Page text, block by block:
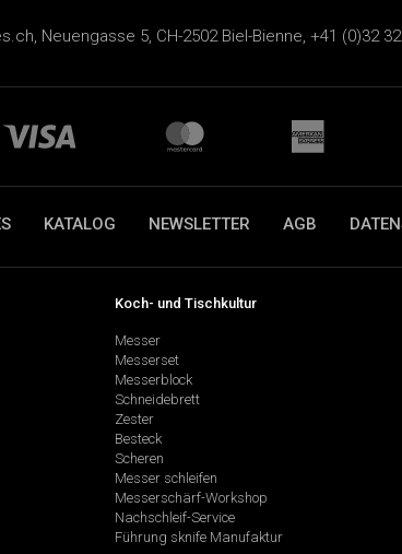
Neuengasse 5, CH-2502 Biel-Bienne, +41 (0)32
KATALOG NEWSLETTER AGB
Koch- und Tischkultur
Messer
Messerset
Messerblock
Schneidebrett
Zester
Besteck
Scheren
Messer schleifen
Messerschärf-Workshop
Nachschleif-Service
Führung sknife Manufaktur